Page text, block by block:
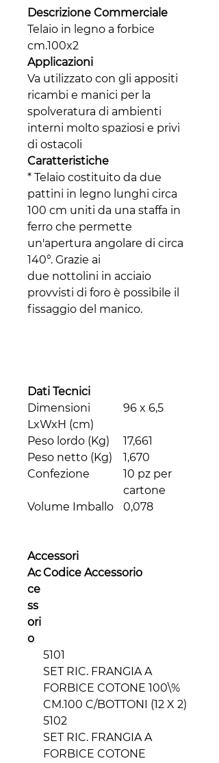
Descrizione Commerciale
Telaio in legno a forbice
cm.100x2
Applicazioni
Va utilizzato con gli appositi
ricambi e manici per la
spolveratura di ambienti
interni molto spaziosi e privi
di ostacoli
Caratteristiche
* Telaio costituito da due
pattini in legno lunghi circa
100 cm uniti da una staffa in
ferro che permette
un'apertura angolare di circa
140°. Grazie ai
due nottolini in acciaio
provvisti di foro è possibile il
fissaggio del manico.
Dati Tecnici
Dimensioni
LxWxH (cm)
96 x 6,5
Peso lordo (Kg)
17,661
Peso netto (Kg)
1,670
Confezione
10 pz per
cartone
Volume Imballo
0,078
Accessori
Ac
ce
ss
ori
o
Codice Accessorio
5101
SET RIC. FRANGIA A
FORBICE COTONE 100\%
CM.100 C/BOTTONI (12 X 2)
5102
SET RIC. FRANGIA A
FORBICE COTONE